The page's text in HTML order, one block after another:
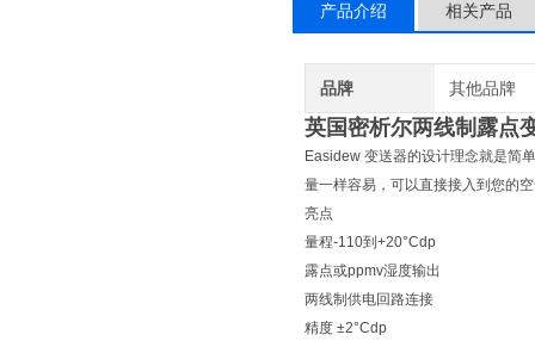
产品介绍 相关产品
品牌 其他品牌
英国密析尔两线制露点
Easidew 变送器的设计理念就是简
量一样容易，可以直接接入到您的
亮点
量程-110到+20°Cdp
露点或ppmv湿度输出
两线制供电回路连接
精度 ±2°Cdp